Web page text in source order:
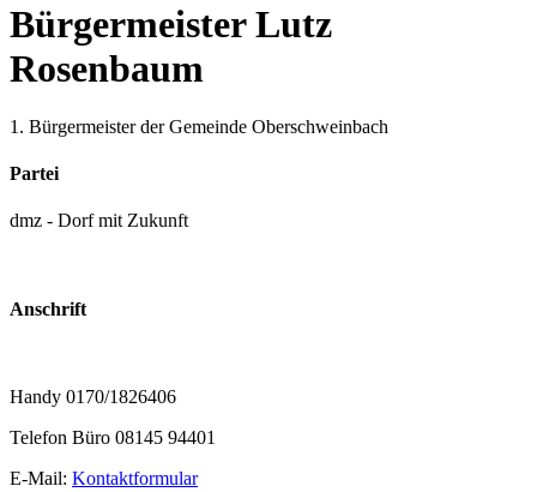
Bürgermeister Lutz
Rosenbaum
1. Bürgermeister der Gemeinde Oberschweinbach
Partei
dmz - Dorf mit Zukunft
Anschrift
Handy 0170/1826406
Telefon Büro 08145 94401
E-Mail: Kontaktformular